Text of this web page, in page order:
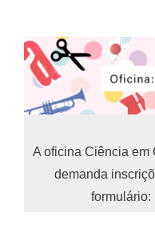
A oficina Ciência em
demanda
formulário: